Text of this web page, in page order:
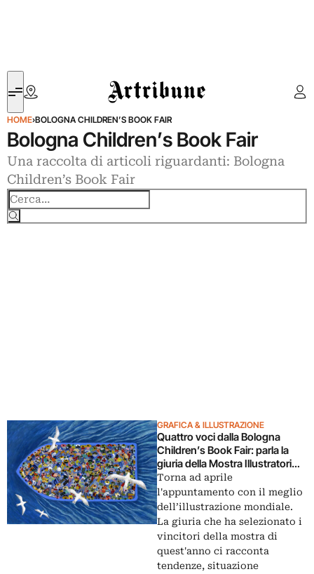
Artribune
HOME›BOLOGNA CHILDREN’S BOOK FAIR
Bologna Children’s Book Fair
Una raccolta di articoli riguardanti: Bologna
Children’s Book Fair
GRAFICA & ILLUSTRAZIONE
Quattro voci dalla Bologna
Children’s Book Fair: parla la
giuria della Mostra Illustratori
2024
Torna ad aprile
l'appuntamento con il meglio
dell’illustrazione mondiale.
La giuria che ha selezionato i
vincitori della mostra di
quest'anno ci racconta
tendenze, situazione